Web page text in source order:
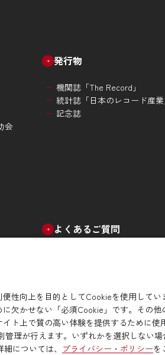
会
発行物
機関誌「The Record」
統計誌「日本のレコード産業
記念誌
よくあるご質問
性向上を目的としてCookieを使用して
欠かせない「必須Cookie」です。その
イト上で質の高い体験を提供するために
理が行えます。いずれかを選択しない
については、 プライバシー・ポリシーを